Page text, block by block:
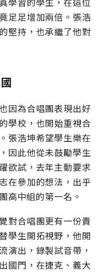
足足增加兩倍。張浩
堅持，也承繼了他對
因為合唱團表現出好
學校，也開始重視合
張浩坤希望學生樂在
因此他從未鼓勵學生
欲試，去年主動要求
在參加的想法，出乎
高中組的第一名。
對合唱團更有一份責
學生開拓視野，他開
演出，錄製試音帶，
國門，在捷克、義大